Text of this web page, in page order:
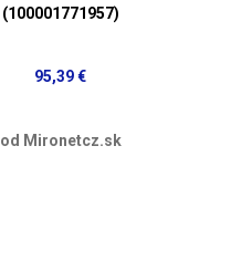
(100001771957)
95,39 €
od Mironetcz.sk